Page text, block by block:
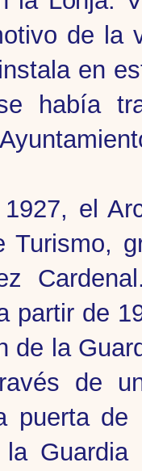
de la
en
había
el
Turismo,
partir de
de la
de
puerta